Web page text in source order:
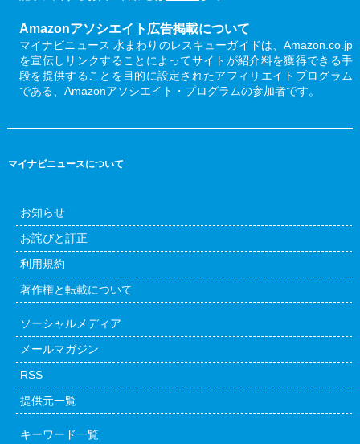
Amazonアソシエイト広告掲載について
マイナビニュース 水まわりのレスキューガイドは、Amazon.co.jp
を宣伝しリンクすることによってサイトが紹介料を獲得できる手
段を提供することを目的に設定されたアフィリエイトプログラム
である、Amazonアソシエイト・プログラムの参加者です。
マイナビニュースについて
お知らせ
お詫びと訂正
利用規約
著作権と転載について
ソーシャルメディア
メールマガジン
RSS
提供元一覧
キーワード一覧